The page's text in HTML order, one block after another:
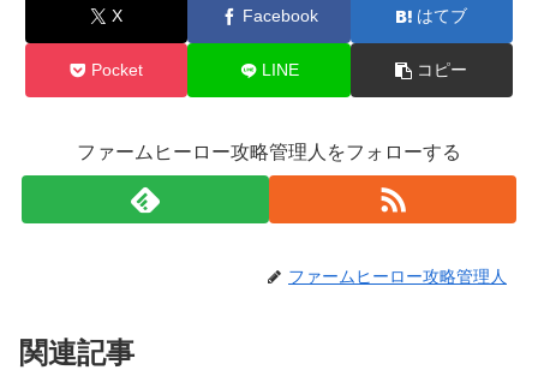
X Facebook はてブ
Pocket LINE コピー
ファームヒーロー攻略管理人をフォローする
ファームヒーロー攻略管理人
関連記事